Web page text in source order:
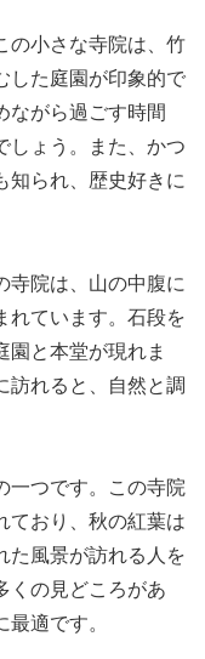
の小さな寺院は、竹
した庭園が印象的で
ながら過ごす時間
しょう。また、かつ
知られ、歴史好きに
寺院は、山の中腹に
れています。石段を
園と本堂が現れま
訪れると、自然と調
一つです。この寺院
ており、秋の紅葉は
た風景が訪れる人を
くの見どころがあ
適です。